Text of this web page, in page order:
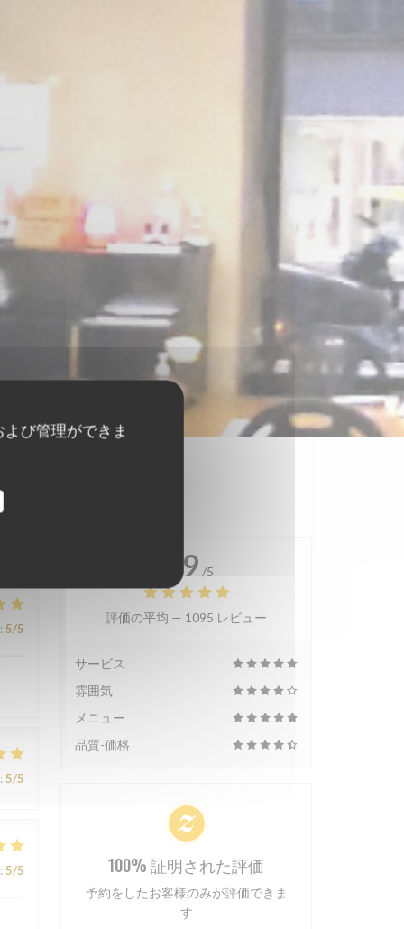
び管理ができま
: 5/5
:5/5
: 5/5
4.9 /5
評価の平均 — 1095 レビュー
サービス
雰囲気
メニュー
品質-価格
100% 証明された評価
予約をしたお客様のみが評価できま
す